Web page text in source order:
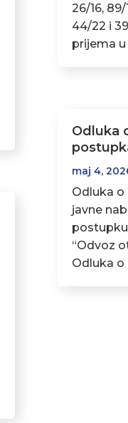
26/16, 89/
44/22 i
prijema u
Odluka
maj 4,
Odluka
javne
“Odvoz
Odluka o